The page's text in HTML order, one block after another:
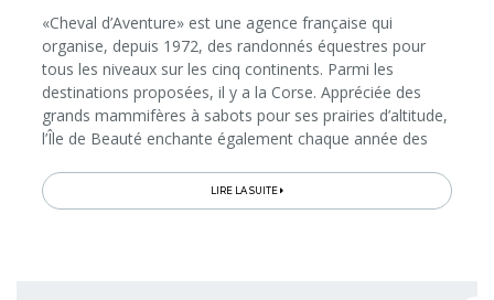
«Cheval d’Aventure» est une agence française qui
organise, depuis 1972, des randonnés équestres pour
tous les niveaux sur les cinq continents. Parmi les
destinations proposées, il y a la Corse. Appréciée des
grands mammifères à sabots pour ses prairies d’altitude,
l’Île de Beauté enchante également chaque année des
espaces et de terres sauvages.
LIRE LA SUITE